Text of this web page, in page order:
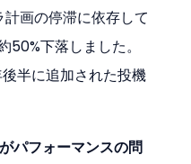
画の停滞に依存して
下落しました。
半に追加された投機
パフォーマンスの問